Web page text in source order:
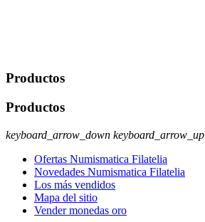
Productos
Productos
keyboard_arrow_down keyboard_arrow_up
Ofertas Numismatica Filatelia
Novedades Numismatica Filatelia
Los más vendidos
Mapa del sitio
Vender monedas oro